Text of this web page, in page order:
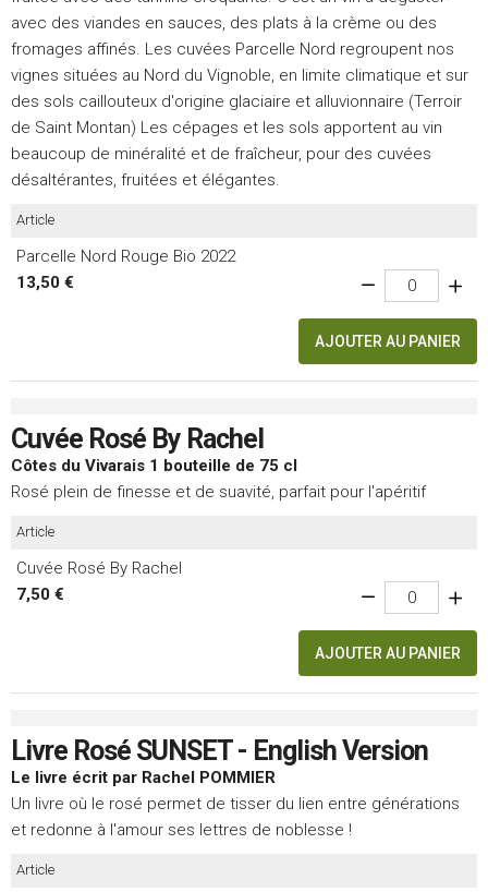
avec des viandes en sauces, des plats à la crème ou des
fromages affinés. Les cuvées Parcelle Nord regroupent nos
vignes situées au Nord du Vignoble, en limite climatique et sur
des sols caillouteux d'origine glaciaire et alluvionnaire (Terroir
de Saint Montan) Les cépages et les sols apportent au vin
beaucoup de minéralité et de fraîcheur, pour des cuvées
désaltérantes, fruitées et élégantes.
Article
Parcelle Nord Rouge Bio 2022
13,50 €
AJOUTER AU PANIER
Cuvée Rosé By Rachel
Côtes du Vivarais 1 bouteille de 75 cl
Rosé plein de finesse et de suavité, parfait pour l'apéritif
Article
Cuvée Rosé By Rachel
7,50 €
AJOUTER AU PANIER
Livre Rosé SUNSET - English Version
Le livre écrit par Rachel POMMIER
Un livre où le rosé permet de tisser du lien entre générations
et redonne à l'amour ses lettres de noblesse !
Article